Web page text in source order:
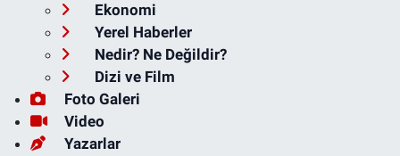
Ekonomi
Yerel Haberler
Nedir? Ne Değildir?
Dizi ve Film
Foto Galeri
Video
Yazarlar